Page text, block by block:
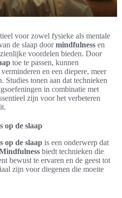
voor zowel fysieke als mentale
de slaap doormindfulness en
voordelen bieden. Door
toe te passen, kunnen
en een diepere, meer
Studies tonen aan dat technieken
in combinatie met
zijn voor het verbeteren
op de slaap
op de slaap is een onderwerp dat
biedt technieken die
bewust te ervaren en de geest tot
zijn voor diegenen die moeite